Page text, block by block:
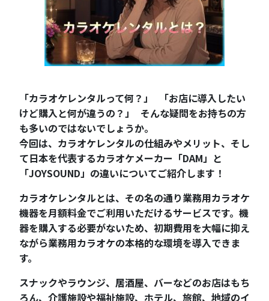
「カラオケレンタルって何？」 「お店に導入したい
けど購入と何が違うの？」 そんな疑問をお持ちの方
も多いのではないでしょうか。
今回は、カラオケレンタルの仕組みやメリット、そし
て日本を代表するカラオケメーカー「DAM」と
「JOYSOUND」の違いについてご紹介します！
カラオケレンタルとは、その名の通り業務用カラオケ
機器を月額料金でご利用いただけるサービスです。機
器を購入する必要がないため、初期費用を大幅に抑え
ながら業務用カラオケの本格的な環境を導入できま
す。
スナックやラウンジ、居酒屋、バーなどのお店はもち
ろん、介護施設や福祉施設、ホテル、旅館、地域のイ